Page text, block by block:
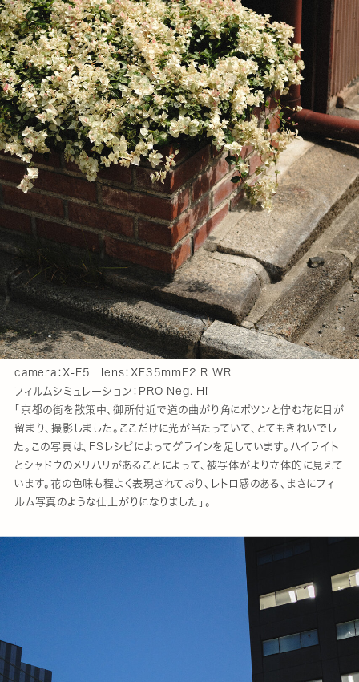
camera：X-E5 lens：XF35mmF2 R WR
フィルムシミュレーション：PRO Neg. Hi
「京都の街を散策中、御所付近で道の曲がり角にポツンと佇む花に目が
留まり、撮影しました。ここだけに光が当たっていて、とてもきれいでし
た。この写真は、FSレシピによってグラインを足しています。ハイライト
とシャドウのメリハリがあることによって、被写体がより立体的に見えて
います。花の色味も程よく表現されており、レトロ感のある、まさにフィ
ルム写真のような仕上がりになりました」。